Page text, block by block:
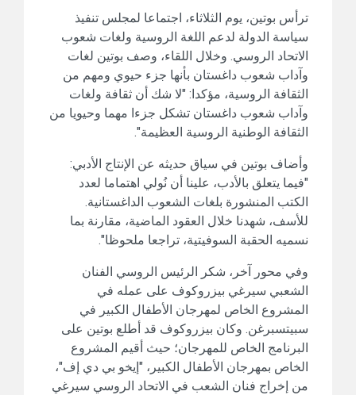
ترأس بوتين، يوم الثلاثاء، اجتماعا لمجلس تنفيذ
سياسة الدولة لدعم اللغة الروسية ولغات شعوب
الاتحاد الروسي. وخلال اللقاء، وصف بوتين لغات
وآداب شعوب داغستان بأنها جزء حيوي ومهم من
الثقافة الروسية، مؤكدا: "لا شك أن ثقافة ولغات
وآداب شعوب داغستان تشكل جزءا مهما وحيويا من
الثقافة الوطنية الروسية العظيمة".
وأضاف بوتين في سياق حديثه عن الإنتاج الأدبي:
"فيما يتعلق بالأدب، علينا أن نُولي اهتماما لعدد
الكتب المنشورة بلغات الشعوب الداغستانية.
للأسف، شهدنا خلال العقود الماضية، مقارنة بما
نسميه الحقبة السوفيتية، تراجعا ملحوظا".
وفي محور آخر، شكر الرئيس الروسي الفنان
الشعبي سيرغي بيزروكوف على عمله في
المشروع الخاص لمهرجان الأطفال الكبير في
سبيتسبرغن. وكان بيزروكوف قد أطلع بوتين على
البرنامج الخاص للمهرجان؛ حيث أقيم المشروع
الخاص بمهرجان الأطفال الكبير، "إيخو بي دي إف"،
من إخراج فنان الشعب في الاتحاد الروسي سيرغي